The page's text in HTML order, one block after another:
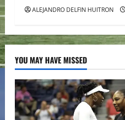
ALEJANDRO DELFIN HUITRON
YOU MAY HAVE MISSED